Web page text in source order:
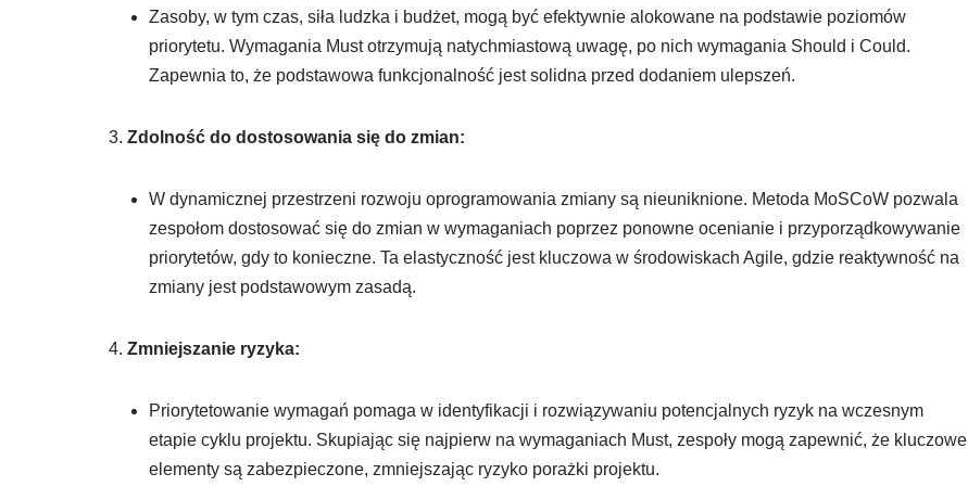
Zasoby, w tym czas, siła ludzka i budżet, mogą być efektywnie alokowane na podstawie poziomów
priorytetu. Wymagania Must otrzymują natychmiastową uwagę, po nich wymagania Should i Could.
Zapewnia to, że podstawowa funkcjonalność jest solidna przed dodaniem ulepszeń.
Zdolność do dostosowania się do zmian:
W dynamicznej przestrzeni rozwoju oprogramowania zmiany są nieuniknione. Metoda MoSCoW pozwala
zespołom dostosować się do zmian w wymaganiach poprzez ponowne ocenianie i przyporządkowywanie
priorytetów, gdy to konieczne. Ta elastyczność jest kluczowa w środowiskach Agile, gdzie reaktywność na
zmiany jest podstawowym zasadą.
Zmniejszanie ryzyka:
Priorytetowanie wymagań pomaga w identyfikacji i rozwiązywaniu potencjalnych ryzyk na wczesnym
etapie cyklu projektu. Skupiając się najpierw na wymaganiach Must, zespoły mogą zapewnić, że kluczowe
elementy są zabezpieczone, zmniejszając ryzyko porażki projektu.